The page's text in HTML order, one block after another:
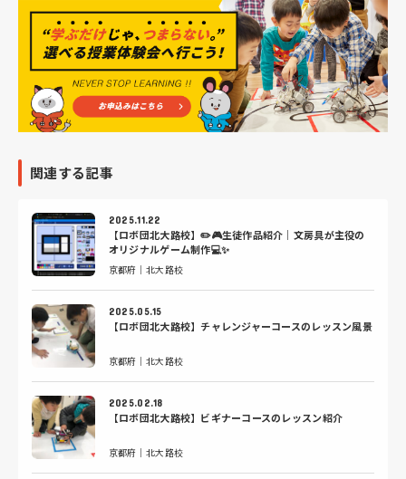
関連する記事
2025.11.22
【ロボ団北大路校】✏️🎮生徒作品紹介｜文房具が主役の
オリジナルゲーム制作💻✨
京都府｜北大路校
2025.05.15
【ロボ団北大路校】チャレンジャーコースのレッスン風景
京都府｜北大路校
2025.02.18
【ロボ団北大路校】ビギナーコースのレッスン紹介
京都府｜北大路校